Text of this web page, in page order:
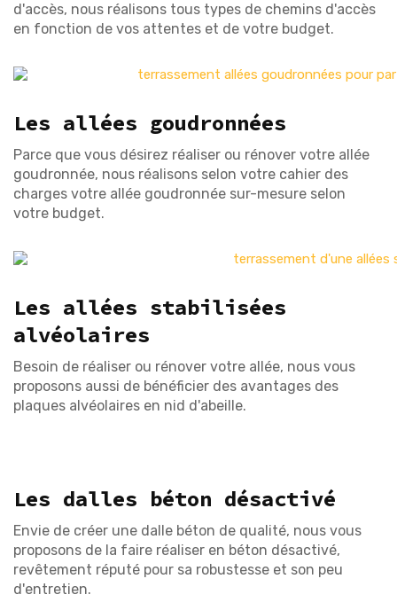
d'accès, nous réalisons tous types de chemins d'accès
en fonction de vos attentes et de votre budget.
Les allées goudronnées
Parce que vous désirez réaliser ou rénover votre allée
goudronnée, nous réalisons selon votre cahier des
charges votre allée goudronnée sur-mesure selon
votre budget.
Les allées stabilisées
alvéolaires
Besoin de réaliser ou rénover votre allée, nous vous
proposons aussi de bénéficier des avantages des
plaques alvéolaires en nid d'abeille.
Les dalles béton désactivé
Envie de créer une dalle béton de qualité, nous vous
proposons de la faire réaliser en béton désactivé,
revêtement réputé pour sa robustesse et son peu
d'entretien.